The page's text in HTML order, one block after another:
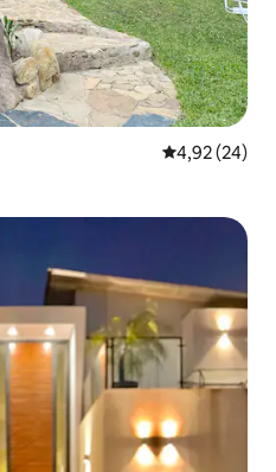
Gemiddelde
4,92 (24)